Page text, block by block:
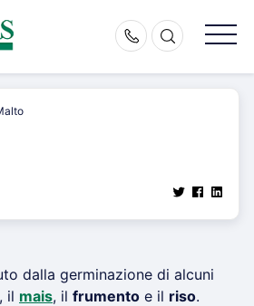
dalla germinazione di alcuni
, il mais, il frumento e il riso.